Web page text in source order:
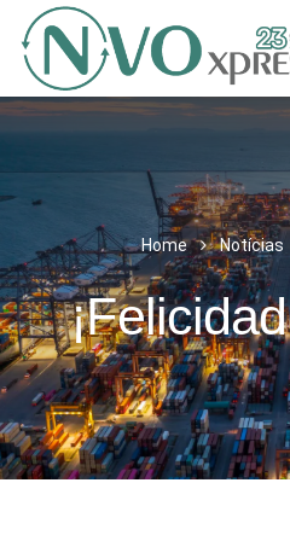
Home Notícias